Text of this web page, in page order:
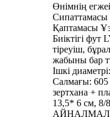
Өнімнің
Сипаттамасы
Қаптамасы
Биіктігі фут
тіреуіш,
жабыны бар
Ішкі
Салмағы: 605
зертхана +
13,5* 6 см, 8/
АЙНАЛМАЛЫ